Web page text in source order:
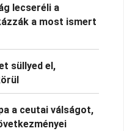
lecseréli a
a most ismert
süllyed el,
a ceutai válságot,